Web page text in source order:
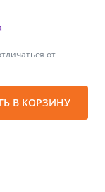
от
В КОРЗИНУ